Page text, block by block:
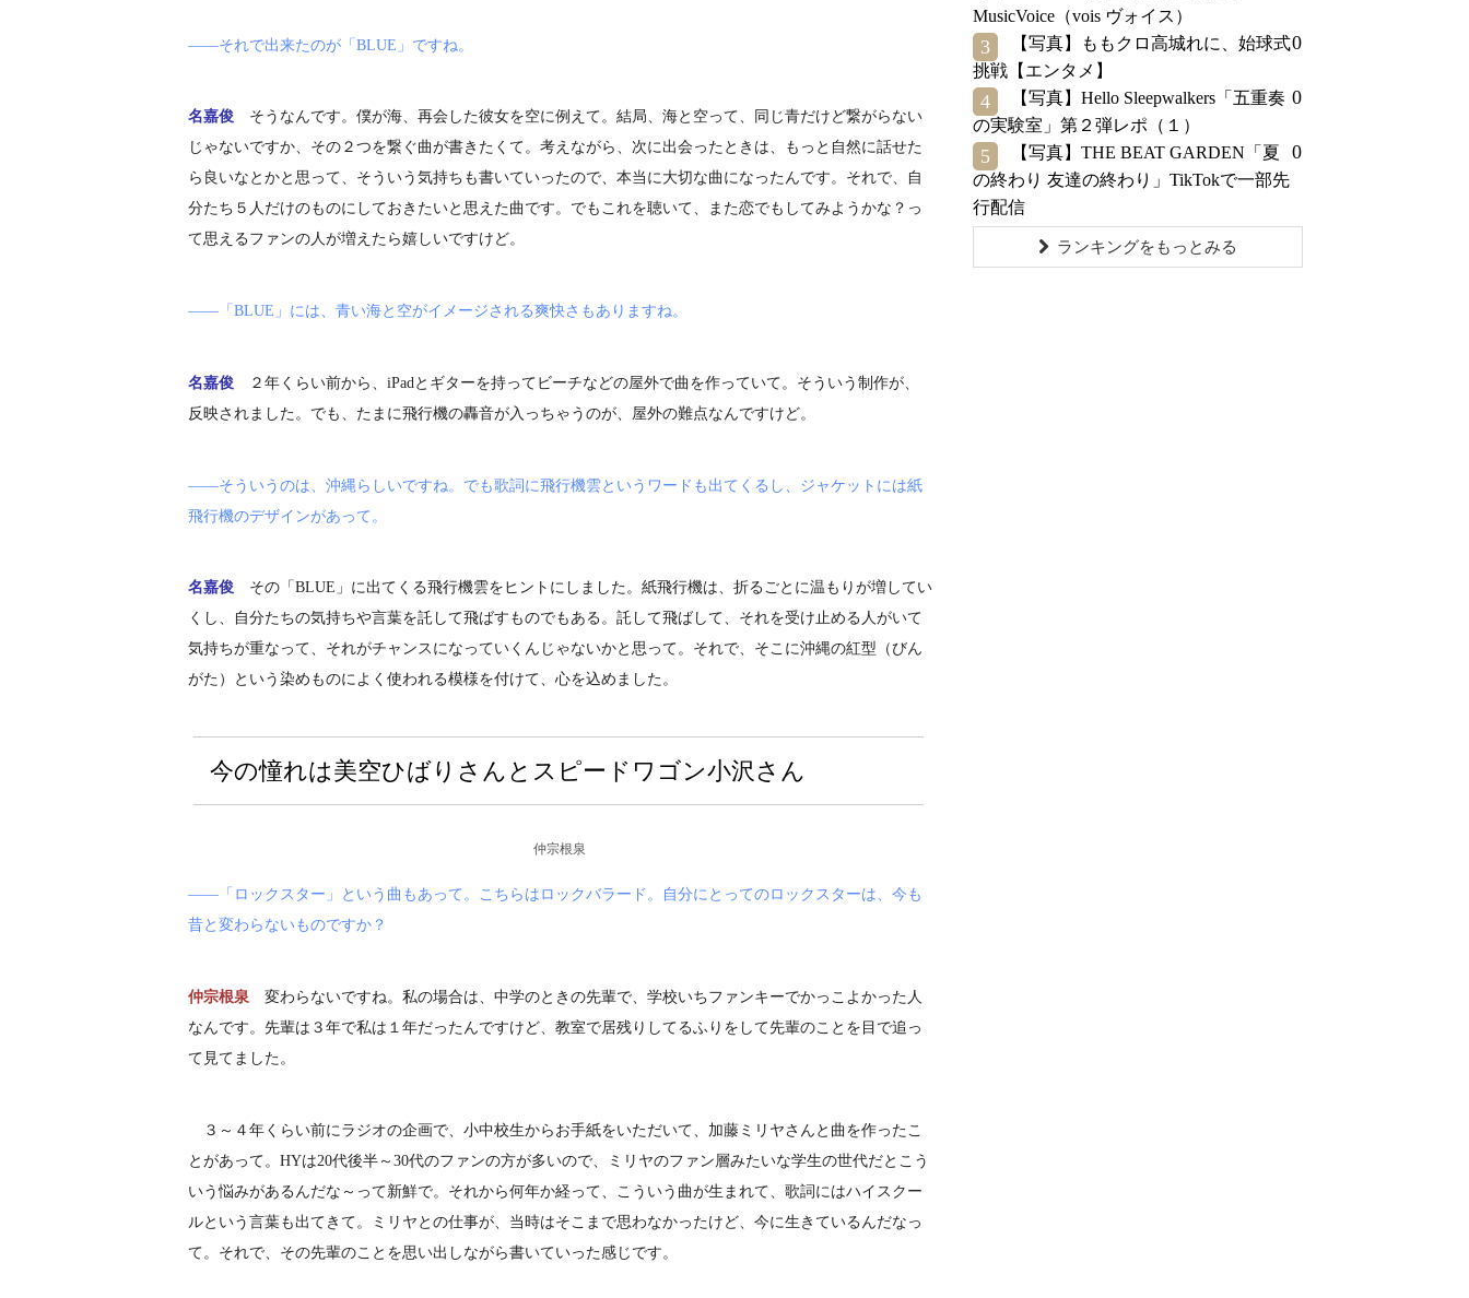
――それで出来たのが「BLUE」ですね。
名嘉俊 そうなんです。僕が海、再会した彼女を空に例えて。結局、海と空って、同じ青だけど繋がらない
じゃないですか、その２つを繋ぐ曲が書きたくて。考えながら、次に出会ったときは、もっと自然に話せた
ら良いなとかと思って、そういう気持ちも書いていったので、本当に大切な曲になったんです。それで、自
分たち５人だけのものにしておきたいと思えた曲です。でもこれを聴いて、また恋でもしてみようかな？っ
て思えるファンの人が増えたら嬉しいですけど。
――「BLUE」には、青い海と空がイメージされる爽快さもありますね。
名嘉俊
２年くらい前から、iPadとギターを持ってビーチなどの屋外で曲を作っていて。そういう制作が、
反映されました。でも、たまに飛行機の轟音が入っちゃうのが、屋外の難点なんですけど。
――そういうのは、沖縄らしいですね。でも歌詞に飛行機雲というワードも出てくるし、ジャケットには紙
飛行機のデザインがあって。
名嘉俊 その「BLUE」に出てくる飛行機雲をヒントにしました。紙飛行機は、折るごとに温もりが増してい
くし、自分たちの気持ちや言葉を託して飛ばすものでもある。託して飛ばして、それを受け止める人がいて
気持ちが重なって、それがチャンスになっていくんじゃないかと思って。それで、そこに沖縄の紅型（びん
がた）という染めものによく使われる模様を付けて、心を込めました。
今の憧れは美空ひばりさんとスピードワゴン小沢さん
仲宗根泉
――「ロックスター」という曲もあって。こちらはロックバラード。自分にとってのロックスターは、今も
昔と変わらないものですか？
仲宗根泉 変わらないですね。私の場合は、中学のときの先輩で、学校いちファンキーでかっこよかった人
なんです。先輩は３年で私は１年だったんですけど、教室で居残りしてるふりをして先輩のことを目で追っ
て見てました。
３～４年くらい前にラジオの企画で、小中校生からお手紙をいただいて、加藤ミリヤさんと曲を作ったこ
とがあって。HYは20代後半～30代のファンの方が多いので、ミリヤのファン層みたいな学生の世代だとこう
いう悩みがあるんだな～って新鮮で。それから何年か経って、こういう曲が生まれて、歌詞にはハイスクー
ルという言葉も出てきて。ミリヤとの仕事が、当時はそこまで思わなかったけど、今に生きているんだなっ
て。それで、その先輩のことを思い出しながら書いていった感じです。
MusicVoice（vois ヴォイス）
3
【写真】ももクロ高城れに、始球式
挑戦【エンタメ】
0
4
【写真】Hello Sleepwalkers「五重奏
の実験室」第２弾レポ（１）
0
5
【写真】THE BEAT GARDEN「夏
の終わり 友達の終わり」TikTokで一部先
行配信
0
ランキングをもっとみる